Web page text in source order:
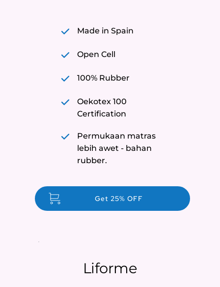
Made in Spain
Open Cell
100% Rubber
Oekotex 100
Certification
Permukaan matras
lebih awet - bahan
rubber.
Get 25% OFF
Liforme